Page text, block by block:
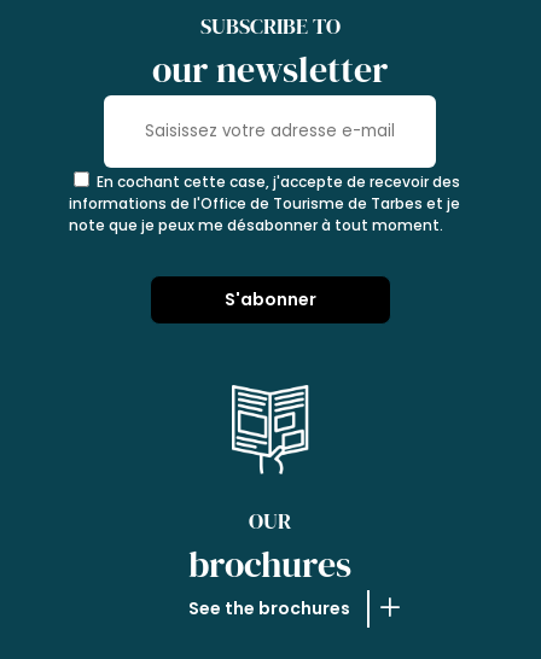
SUBSCRIBE TO
our newsletter
En cochant cette case, j'accepte de recevoir des
informations de l'Office de Tourisme de Tarbes et je
note que je peux me désabonner à tout moment.
OUR
brochures
See the brochures